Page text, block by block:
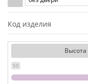
Код изделия
50